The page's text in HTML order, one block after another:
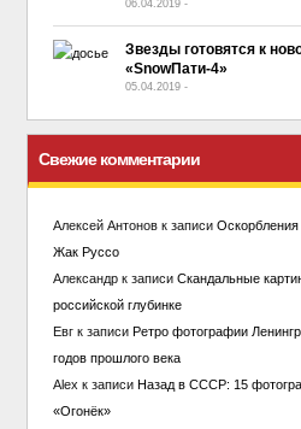
06.04.2019 -
Звезды готовятся к
«SnowПати-4»
05.04.2019 -
Свежие комментарии
Алексей Антоновк записи
Жак Руссо
Александрк записи Скандальные
российской глубинке
Евгк записи Ретро фотографии
годов прошлого века
Alex к записи Назад в СССР: 15
«Огонёк»